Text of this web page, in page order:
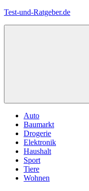
Zum
Test-und-Ratgeber.de
Auto
Baumarkt
Drogerie
Elektronik
Haushalt
Sport
Tiere
Wohnen